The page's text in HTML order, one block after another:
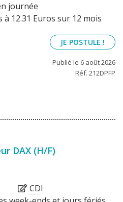
journée
à 12.31 Euros sur 12 mois
JE POSTULE !
Publié le 6 août 2026
Réf. 212DPFP
DAX (H/F)
CDI